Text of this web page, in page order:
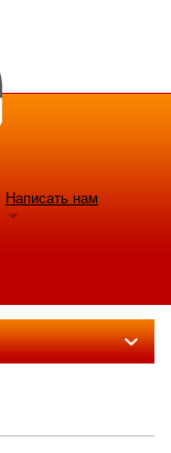
Написать нам